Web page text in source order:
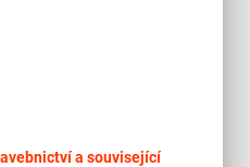
a související